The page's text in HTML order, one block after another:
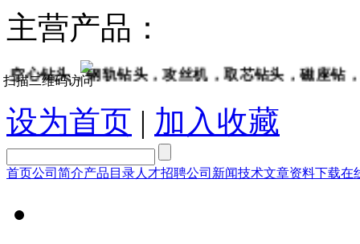
主营产品：
钻头，钢轨钻头，攻丝机，取芯钻头，磁座钻，坡
设为首页 | 加入收藏
首页公司简介产品目录人才招聘公司新闻技术文章资料下载在
扫描二维码访问